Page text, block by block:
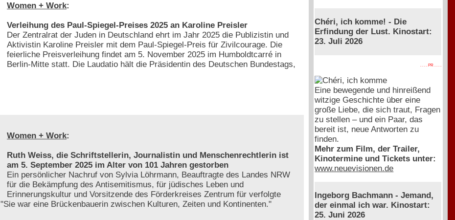
Women + Work:
Verleihung des Paul-Spiegel-Preises 2025 an Karoline Preisler
Der Zentralrat der Juden in Deutschland ehrt im Jahr 2025 die Publizistin und
Aktivistin Karoline Preisler mit dem Paul-Spiegel-Preis für Zivilcourage. Die
feierliche Preisverleihung findet am 5. November 2025 im Humboldtcarré in
Berlin-Mitte statt. Die Laudatio hält die Präsidentin des Deutschen Bundestags,
Women + Work:
Ruth Weiss, die Schriftstellerin, Journalistin und Menschenrechtlerin ist
am 5. September 2025 im Alter von 101 Jahren gestorben
Ein persönlicher Nachruf von Sylvia Löhrmann, Beauftragte des Landes NRW
für die Bekämpfung des Antisemitismus, für jüdisches Leben und
Erinnerungskultur und Vorsitzende des Förderkreises Zentrum für verfolgte
war eine Brückenbauerin zwischen Kulturen, Zeiten und Kontinenten."
Chéri, ich komme! - Die
Erfindung der Lust. Kinostart:
23. Juli 2026
. . . . PR . . . .
Eine bewegende und hinreißend
witzige Geschichte über eine
große Liebe, die sich traut, Fragen
zu stellen – und ein Paar, das
bereit ist, neue Antworten zu
finden.
Mehr zum Film, der Trailer,
Kinotermine und Tickets unter:
www.neuevisionen.de
Ingeborg Bachmann - Jemand,
der einmal ich war. Kinostart:
25. Juni 2026